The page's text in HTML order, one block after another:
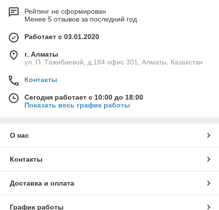
Рейтинг не сформирован
Менее 5 отзывов за последний год
Работает с 03.01.2020
г. Алматы
ул. П. Тажибаевой, д.184 офис 301, Алматы, Казахстан
Контакты
Сегодня работает с 10:00 до 18:00
Показать весь график работы
О нас
Контакты
Доставка и оплата
График работы